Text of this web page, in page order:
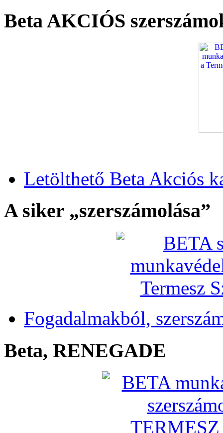
Beta AKCIÓS
Letölthető Beta Akciós
A siker „szerszámolása”
Fogadalmakból,
Beta, RENEGADE